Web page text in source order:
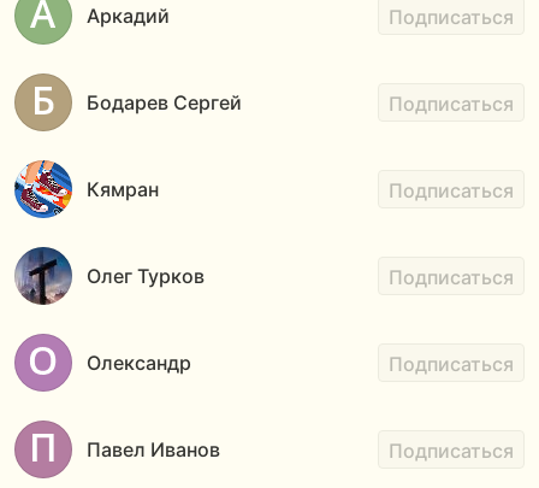
Аркадий Подписаться
Бодарев Сергей Подписаться
Кямран Подписаться
Олег Турков Подписаться
Олександр Подписаться
Павел Иванов Подписаться